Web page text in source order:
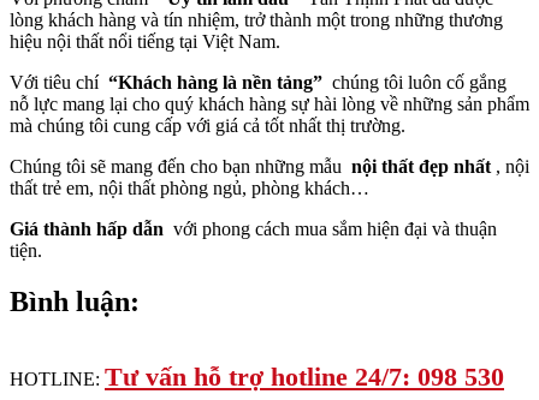
lòng khách hàng và tín nhiệm, trở thành một trong những thương
hiệu nội thất nổi tiếng tại Việt Nam.
Với tiêu chí “Khách hàng là nền tảng” chúng tôi luôn cố gắng
nỗ lực mang lại cho quý khách hàng sự hài lòng về những sản phẩm
mà chúng tôi cung cấp với giá cả tốt nhất thị trường.
Chúng tôi sẽ mang đến cho bạn những mẫu nội thất đẹp nhất , nội
thất trẻ em, nội thất phòng ngủ, phòng khách…
Giá thành hấp dẫn với phong cách mua sắm hiện đại và thuận
tiện.
Bình luận:
HOTLINE: Tư vấn hỗ trợ hotline 24/7: 098 530